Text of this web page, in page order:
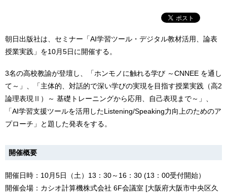
朝日出版社は、セミナー「AI学習ツール・デジタル教材活用、論表
授業実践」を10月5日に開催する。
3名の高校教諭が登壇し、「ホンモノに触れる学び ～CNNEE を通し
て～」、「主体的、対話的で深い学びの実現を目指す授業実践（高2
論理表現Ⅱ）～ 基礎トレーニングから応用、自己表現まで～」、
「AI学習支援ツールを活用したListening/Speaking力向上のためのア
プローチ」と題した発表をする。
開催概要
開催日時：10月5日（土）13：30～16：30 (13：00受付開始）
開催会場：カシオ計算機株式会社 6F会議室 [大阪府大阪市中央区久